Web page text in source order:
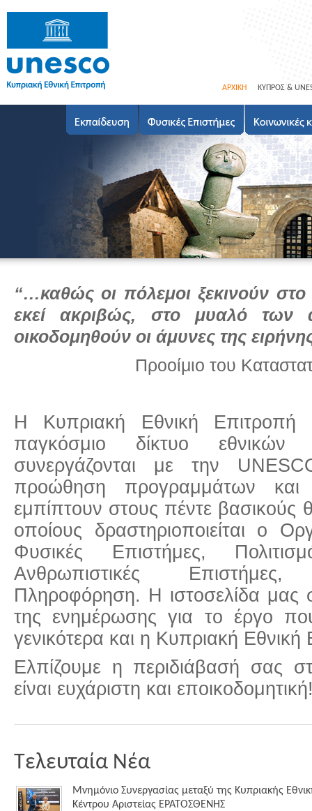
ΑΡΧΙΚΗ ΚΥΠΡΟΣ &
“…καθώς οι πόλεμοι ξεκινούν
εκεί ακριβώς, στο μυαλό των
οικοδομηθούν οι άμυνες της
Προοίμιο του
Η Κυπριακή Εθνική Επιτροπή
παγκόσμιο δίκτυο
συνεργάζονται με την
προώθηση προγραμμάτων και
εμπίπτουν στους πέντε βασικούς
οποίους δραστηριοποιείται ο
Φυσικές Επιστήμες,
Ανθρωπιστικές
Πληροφόρηση. Η ιστοσελίδα μας
της ενημέρωσης για το έργο
γενικότερα και η Κυπριακή Εθνική
Ελπίζουμε η περιδιάβασή σας
είναι ευχάριστη και
Τελευταία Νέα
Μνημόνιο Συνεργασίας μεταξύ της Κυπριακής
Κέντρου Αριστείας ΕΡΑΤΟΣΘΕΝΗΣ